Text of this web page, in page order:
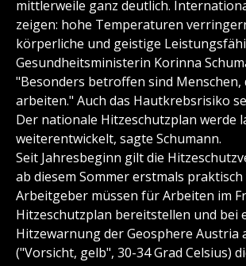
mittlerweile ganz deutlich.
zeigen: hohe Temperaturen
körperliche und geistige
Gesundheitsministerin Korinna
"Besonders betroffen sind Menschen,
arbeiten." Auch das Hautkrebsrisiko
Der nationale Hitzeschutzplan werde
weiterentwickelt, sagte Schumann.
Seit Jahresbeginn gilt die
ab diesem Sommer erstmals
Arbeitgeber müssen für Arbeiten im
Hitzeschutzplan bereitstellen und bei
Hitzewarnung der Geosphere Austria
("Vorsicht, gelb", 30-34 Grad Celsius)